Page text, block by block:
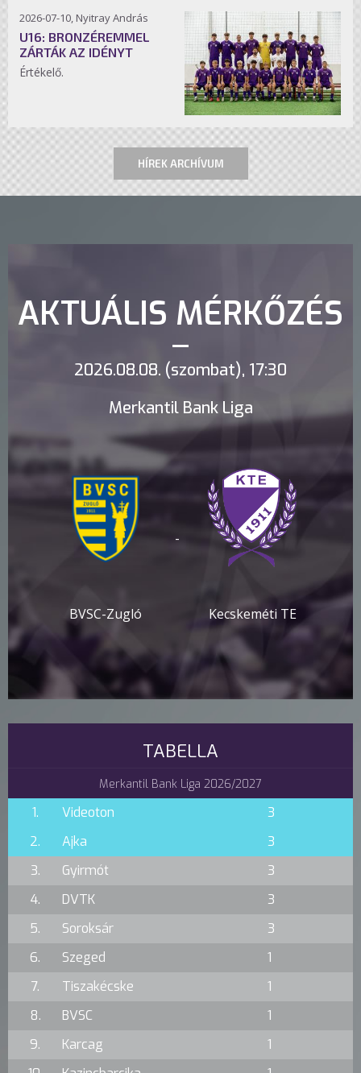
2026-07-10, Nyitray András
U16: BRONZÉREMMEL
ZÁRTÁK AZ IDÉNYT
Értékelő.
HÍREK ARCHÍVUM
AKTUÁLIS MÉRKŐZÉS
2026.08.08. (szombat), 17:30
Merkantil Bank Liga
BVSC-Zugló
-
Kecskeméti TE
TABELLA
Merkantil Bank Liga 2026/2027
1. Videoton
3
2.
Ajka
3
3.
Gyirmót
3
4.
DVTK
3
5.
Soroksár
3
6.
Szeged
1
7.
Tiszakécske
1
8.
BVSC
1
9.
Karcag
1